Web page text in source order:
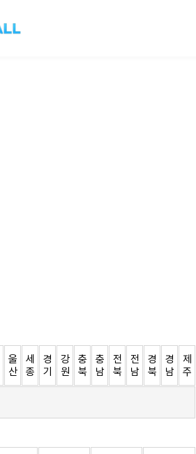
울
산
세
종
경
기
강
원
충
북
충
남
전
북
전
남
경
북
경
남
제
주